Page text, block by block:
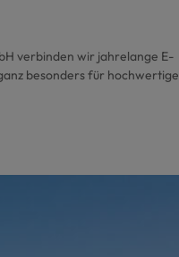
verbinden wir jahrelange E-
besonders für hochwertige